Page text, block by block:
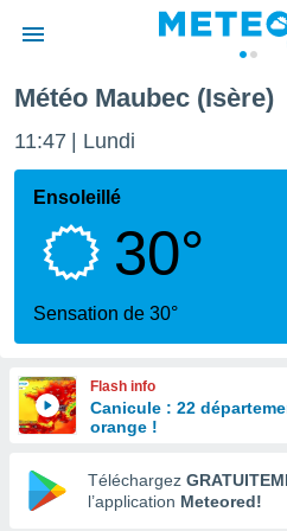
de
Météo Maubec (Isère)
11:47 Lundi
Ensoleillé
30°
Sensation de 30°
Flash info
Canicule : 22
orange !
Téléchargez
l’application Meteored!